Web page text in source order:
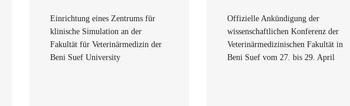
Einrichtung eines Zentrums für
klinische Simulation an der
Fakultät für Veterinärmedizin der
Beni Suef University
Offizielle Ankündigung der
wissenschaftlichen Konferenz der
Veterinärmedizinischen Fakultät in
Beni Suef vom 27. bis 29. April